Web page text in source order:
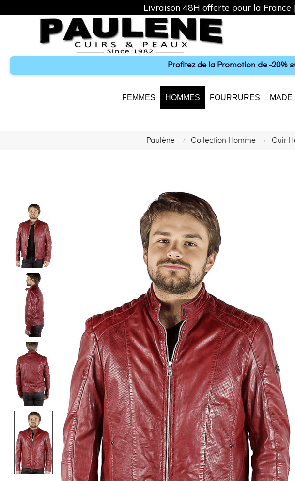
Profitez de la Promotion de -20%
FEMMES HOMMES FOURRURES MADE
Paulène Collection Homme Cuir
Livraison 48H offerte pour la